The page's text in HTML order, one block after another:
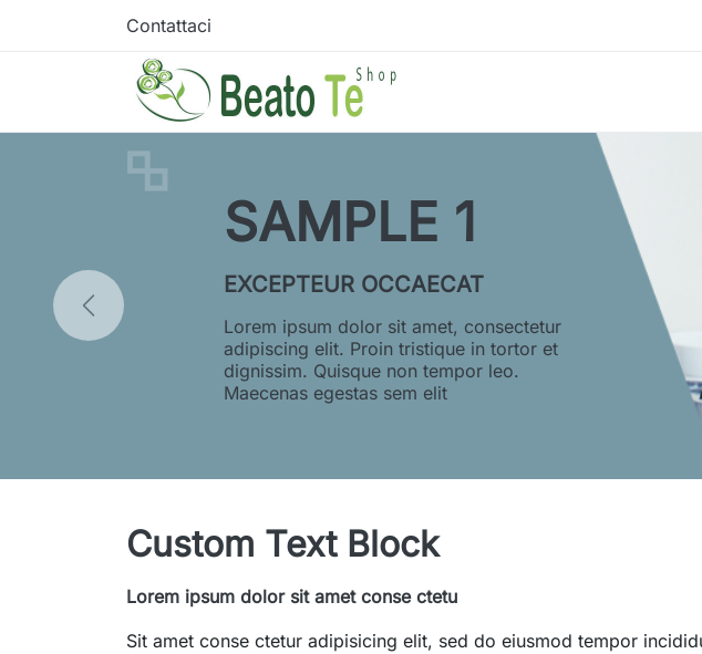
Contattaci
SAMPLE 1
EXCEPTEUR OCCAECAT
Lorem ipsum dolor sit amet, consectetur
adipiscing elit. Proin tristique in tortor et
dignissim. Quisque non tempor leo.
Maecenas egestas sem elit
Custom Text Block
Lorem ipsum dolor sit amet conse ctetu
Sit amet conse ctetur adipisicing elit, sed do eiusmod tempor